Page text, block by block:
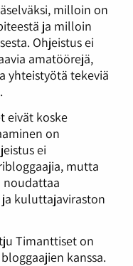
milloin on
ja milloin
Ohjeistus ei
amatöörejä,
yhteistyötä tekeviä
eivät koske
on
ei
mutta
noudattaa
kuluttajaviraston
Timanttiset on
kanssa.